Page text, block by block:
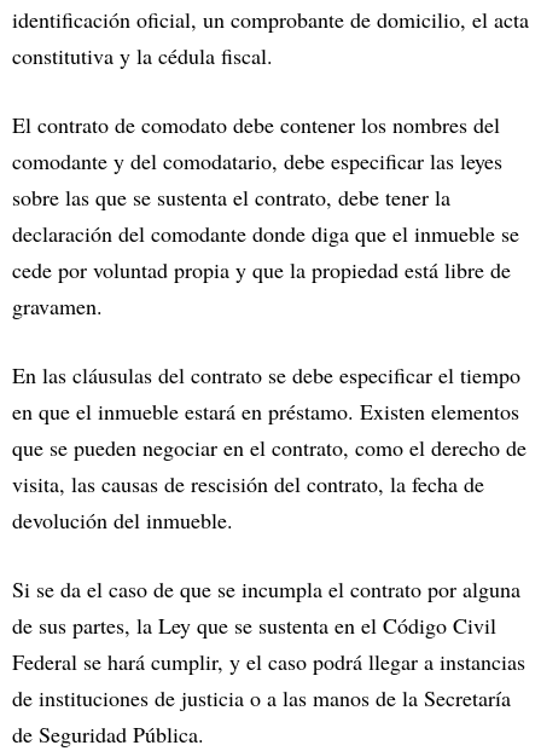
identificación oficial, un comprobante de domicilio, el acta
constitutiva y la cédula fiscal.
El contrato de comodato debe contener los nombres del
comodante y del comodatario, debe especificar las leyes
sobre las que se sustenta el contrato, debe tener la
declaración del comodante donde diga que el inmueble se
cede por voluntad propia y que la propiedad está libre de
gravamen.
En las cláusulas del contrato se debe especificar el tiempo
en que el inmueble estará en préstamo. Existen elementos
que se pueden negociar en el contrato, como el derecho de
visita, las causas de rescisión del contrato, la fecha de
devolución del inmueble.
Si se da el caso de que se incumpla el contrato por alguna
de sus partes, la Ley que se sustenta en el Código Civil
Federal se hará cumplir, y el caso podrá llegar a instancias
de instituciones de justicia o a las manos de la Secretaría
de Seguridad Pública.